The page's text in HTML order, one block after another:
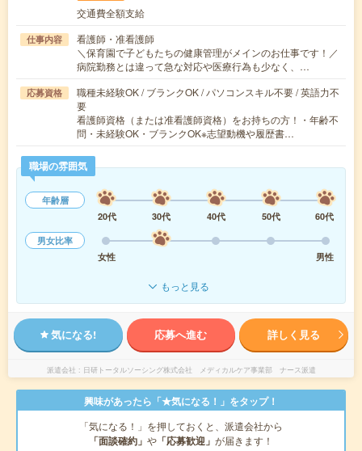
交通費全額支給
仕事内容
看護師・准看護師
＼保育園で子どもたちの健康管理がメインのお仕事です！／
病院勤務とは違って急な対応や医療行為も少なく、…
応募資格
職種未経験OK / ブランクOK / パソコンスキル不要 / 英語力不
要
看護師資格（または准看護師資格）をお持ちの方！・年齢不
問・未経験OK・ブランクOK※志望動機や履歴書…
職場の雰囲気
年齢層
20代
30代 40代 50代
60代
男女比率
女性
男性
もっと見る
気になる! 応募へ進む 詳しく見る
派遣会社 日研トータルソーシング株式会社 メディカルケア事業部 ナース派遣
興味があったら「★気になる！」をタップ！
「気になる！」を押しておくと、派遣会社から
「面談確約」 や 「応募歓迎」 が届きます！